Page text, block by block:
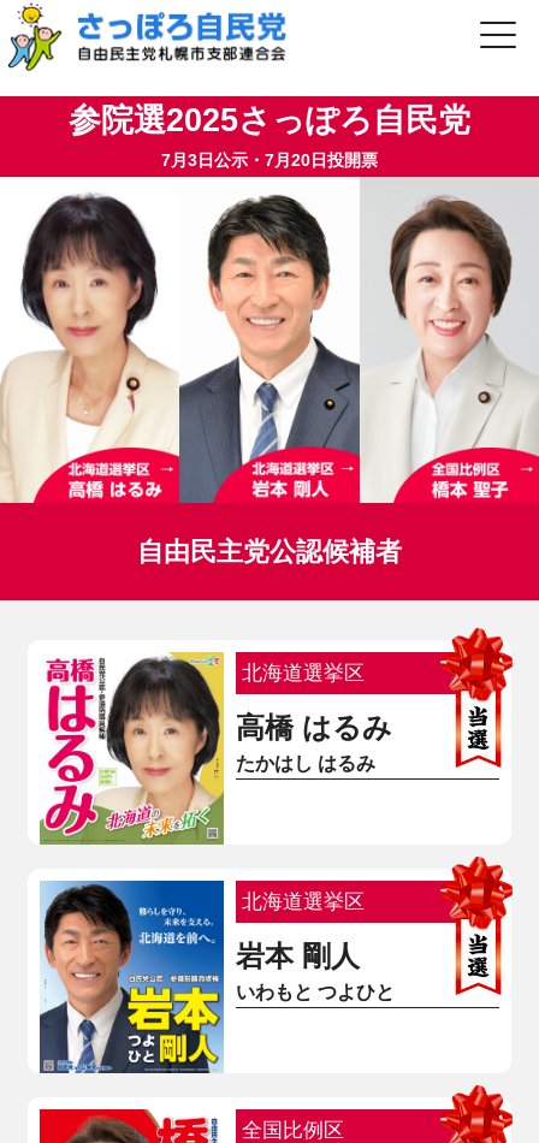
参院選2025さっぽろ自民党
7月3日公示・7月20日投開票
自由民主党公認候補者
北海道選挙区
高橋 はるみ
たかはし はるみ
北海道選挙区
岩本 剛人
いわもと つよひと
全国比例区